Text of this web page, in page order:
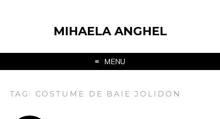
MIHAELA ANGHEL
MENU
TAG: COSTUME DE BAIE JOLIDON